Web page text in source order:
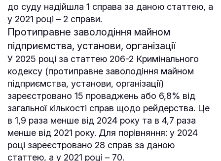
до суду надійшла 1 справа за даною статтею, а
у 2021 році – 2 справи.
Протиправне заволодіння майном
підприємства, установи, організації
У 2025 році за статтею 206-2 Кримінального
кодексу (протиправне заволодіння майном
підприємства, установи, організації)
зареєстровано 15 проваджень або 6,8% від
загальної кількості справ щодо рейдерства. Це
в 1,9 раза менше від 2024 року та в 4,7 раза
менше від 2021 року. Для порівняння: у 2024
році зареєстровано 28 справ за даною
статтею, а у 2021 році – 70.